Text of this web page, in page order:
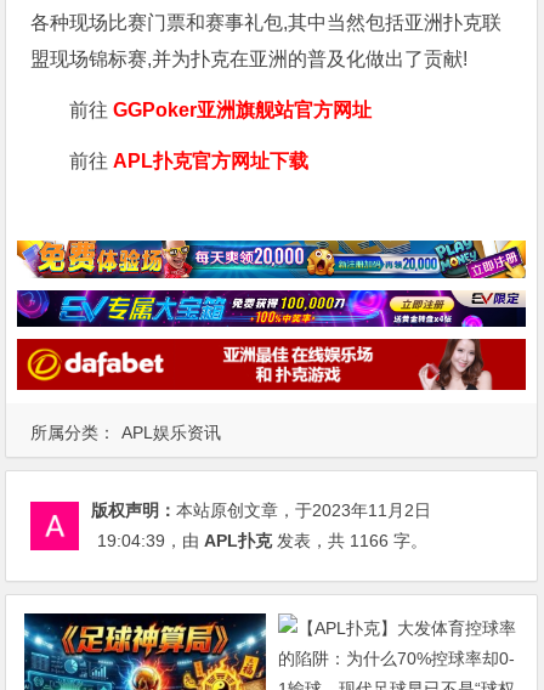
所属分类： APL娱乐资讯
各种现场比赛门票和赛事礼包,其中当然包括亚洲扑克联
盟现场锦标赛,并为扑克在亚洲的普及化做出了贡献!
前往GGPoker亚洲旗舰站官方网址
前往APL扑克官方网址下载
版权声明：本站原创文章，于2023年11月2日
19:04:39 ，由APL扑克发表，共 1166 字。